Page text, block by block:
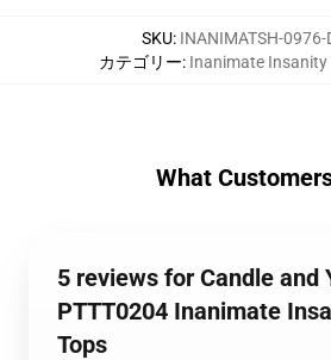
SKU: INANIMATSH-0976-
カテゴリー: Inanimate
What
5 reviews for Candle and
PTTT0204 Inanimate
Tops